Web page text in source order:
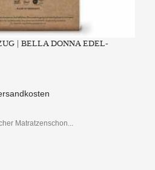
| BELLA DONNA EDEL-
Matratzenschon...